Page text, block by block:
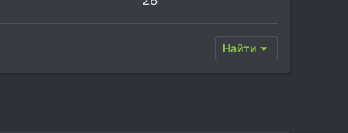
Найти